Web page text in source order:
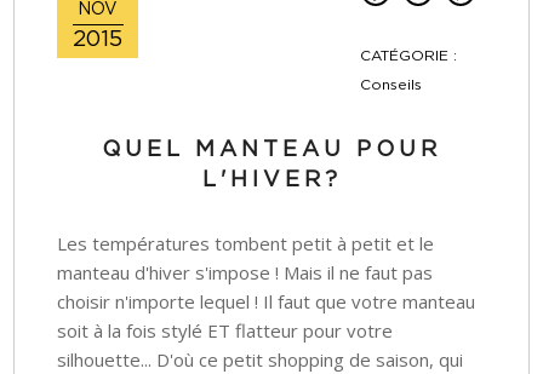
NOV
2015
CATÉGORIE :
Conseils
QUEL MANTEAU POUR
L'HIVER?
Les températures tombent petit à petit et le
manteau d'hiver s'impose ! Mais il ne faut pas
choisir n'importe lequel ! Il faut que votre manteau
soit à la fois stylé ET flatteur pour votre
silhouette... D'où ce petit shopping de saison, qui